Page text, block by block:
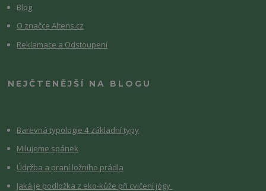
Blog
O značce Altens.cz
Reklamace a Odstoupení
NEJČTENĚJŠÍ NA BLOGU
Barevná typologie 4 základní typy
Milujeme spánek
Údržba a praní ložního prádla
Jaká je podložka z eko-kůže při cvičení jógy